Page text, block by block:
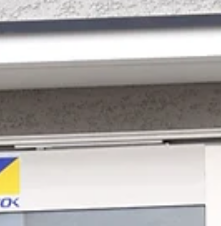
インフルエンザ予防接種・コロナ予防接種 予
受付中です。
インフルエンザ予防接種とコロナ予防接種の予約受付中で
ンから24時間予約可能です。 来院時に受付窓口での予約も
ご予約はコチラからお願いいたします。 ↓↓↓...